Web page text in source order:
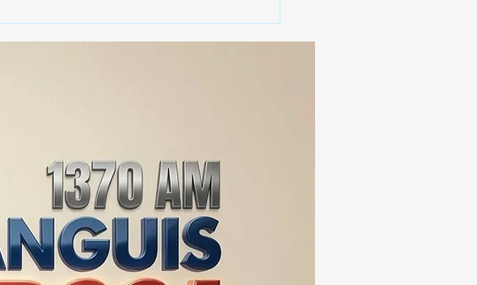
🚔💊 SSC ASEGURA MÁS DE
25 MIL DOSIS DE DROGA